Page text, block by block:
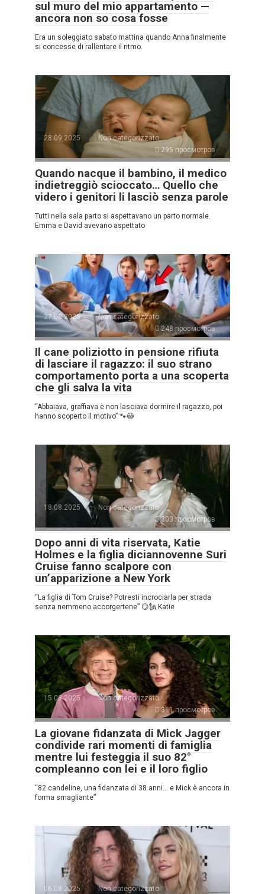
sul muro del mio appartamento —
ancora non so cosa fosse
Era un soleggiato sabato mattina quando Anna finalmente
si concesse di rallentare il ritmo.
28.09.2025
Non categorizzato
295 просмотров
Quando nacque il bambino, il medico
indietreggiò scioccato… Quello che
videro i genitori li lasciò senza parole
Tutti nella sala parto si aspettavano un parto normale.
Emma e David avevano aspettato
27.08.2025
Non categorizzato
248 просмотров
Il cane poliziotto in pensione rifiuta
di lasciare il ragazzo: il suo strano
comportamento porta a una scoperta
che gli salva la vita
“Abbaiava, graffiava e non lasciava dormire il ragazzo, poi
hanno scoperto il motivo” 🐾😳
18.08.2025
Non categorizzato
303 просмотров
Dopo anni di vita riservata, Katie
Holmes e la figlia diciannovenne Suri
Cruise fanno scalpore con
un’apparizione a New York
“La figlia di Tom Cruise? Potresti incrociarla per strada
senza nemmeno accorgertene” 😏🗽 Katie
15.08.2025
Non categorizzato
311 просмотров
La giovane fidanzata di Mick Jagger
condivide rari momenti di famiglia
mentre lui festeggia il suo 82°
compleanno con lei e il loro figlio
“82 candeline, una fidanzata di 38 anni… e Mick è ancora in
forma smagliante”
06.08.2025
Non categorizzato